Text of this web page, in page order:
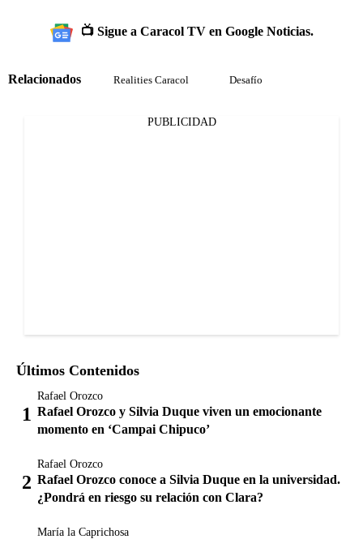
📺 Sigue a Caracol TV en Google Noticias.
Relacionados Realities Caracol Desafío
PUBLICIDAD
Últimos Contenidos
Rafael Orozco
Rafael Orozco y Silvia Duque viven un emocionante
momento en ‘Campai Chipuco’
Rafael Orozco
Rafael Orozco conoce a Silvia Duque en la universidad.
¿Pondrá en riesgo su relación con Clara?
María la Caprichosa